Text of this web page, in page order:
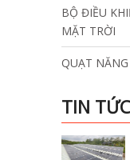
BỘ ĐIỀU
MẶT TRỜI
QUẠT
TIN